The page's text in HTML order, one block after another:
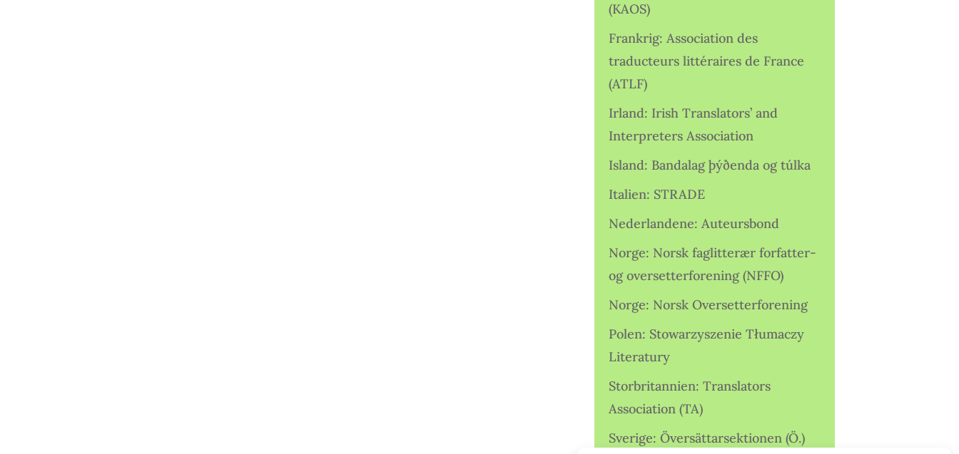
(KAOS)
Frankrig: Association des
traducteurs littéraires de France
(ATLF)
Irland: Irish Translators’ and
Interpreters Association
Island: Bandalag þýðenda og túlka
Italien: STRADE
Nederlandene: Auteursbond
Norge: Norsk faglitterær forfatter-
og oversetterforening (NFFO)
Norge: Norsk Oversetterforening
Polen: Stowarzyszenie Tłumaczy
Literatury
Storbritannien: Translators
Association (TA)
Sverige: Översättarsektionen (Ö.)